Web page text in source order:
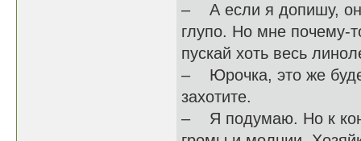
– А если я допишу, он
глупо. Но мне почему-
пускай хоть весь
– Юрочка, это же
захотите.
– Я подумаю. Но к